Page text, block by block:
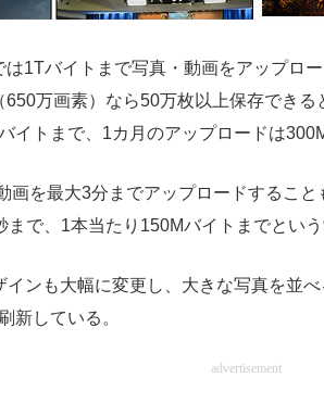
1Tバイトまで写真・動画をアップロ
万画素）なら50万枚以上保存できる
イトまで、1カ月のアップロードは
を最大3分までアップロードすること
で、1本当たり150Mバイトまでという
ンも大幅に変更し、大きな写真を並
新している。
advertisement